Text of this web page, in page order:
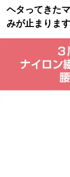
ュ
ー
ヘタってきた
みが止まります